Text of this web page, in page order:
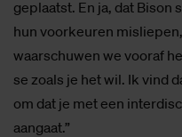
geplaatst. En ja, dat Bison
hun voorkeuren
waarschuwen we vooraf
se zoals je het wil. Ik vind
om dat je met een
aangaat.”